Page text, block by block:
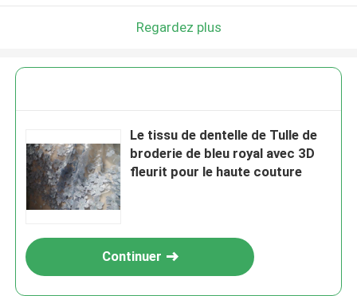
Regardez plus
Le tissu de dentelle de Tulle de
broderie de bleu royal avec 3D
fleurit pour le haute couture
Continuer